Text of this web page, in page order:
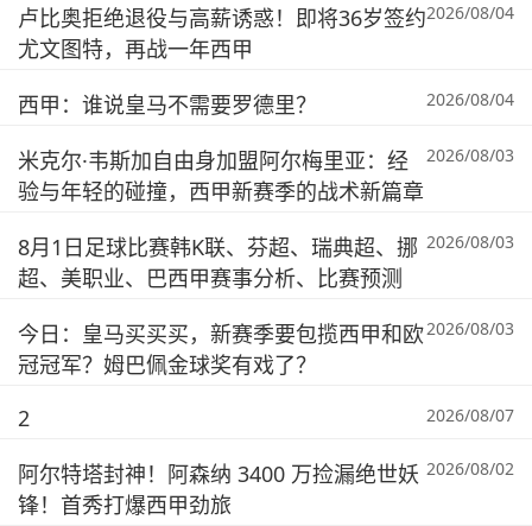
卢比奥拒绝退役与高薪诱惑！即将36岁签约
尤文图特，再战一年西甲
2026/08/04
西甲：谁说皇马不需要罗德里？ 2026/08/04
米克尔·韦斯加自由身加盟阿尔梅里亚：经
验与年轻的碰撞，西甲新赛季的战术新篇章
2026/08/03
8月1日足球比赛韩K联、芬超、瑞典超、挪
超、美职业、巴西甲赛事分析、比赛预测
2026/08/03
今日：皇马买买买，新赛季要包揽西甲和欧
冠冠军？姆巴佩金球奖有戏了？
2026/08/03
2 2026/08/07
阿尔特塔封神！阿森纳 3400 万捡漏绝世妖
锋！首秀打爆西甲劲旅
2026/08/02